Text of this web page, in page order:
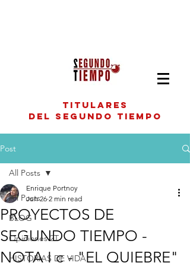
titulares
del segundo tiempo
Post
All Posts
BLOG
Opiniones 2T
HISTORIAS DE VIDA
All Posts
PROYECTOS DE
SEGUNDO TIEMPO -
NOTA I c - "EL QUIEBRE"
Enrique Portnoy
Jun 26 2 min read